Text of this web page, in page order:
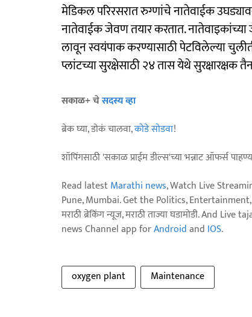
मेडिकल परिरसरात रुग्णांचे नातेवाईक
नातेवाईक जेवण तयार करतात. नातेवाइकांच्या
लावून स्वयंपाक करण्यासाठी पेटविलेल्या
प्लांटच्या सुरक्षेसाठी २४ तास येथे सुरक्षारक्षक
सकाळ+ चेसदस्य व्हा
ब्रेक घ्या, डोकं चालवा,कोडे सोडवा!
शॉपिंगसाठी 'सकाळ प्राईम डील्स'च्या भन्नाट ऑफर्स
Read latestMarathi news, Watch Live
Pune, Mumbai. Get the Politics, Entertainment,
मराठी ब्रेकिंग न्यूज, मराठी ताज्या घडामोडी. And
news Channel app forAndroidand IOS.
oxygen plant Maintenance